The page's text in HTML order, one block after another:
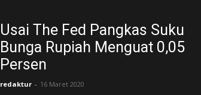
Usai The Fed Pangkas Suku
Bunga Rupiah Menguat 0,05
Persen
redaktur - 16 Maret 2020